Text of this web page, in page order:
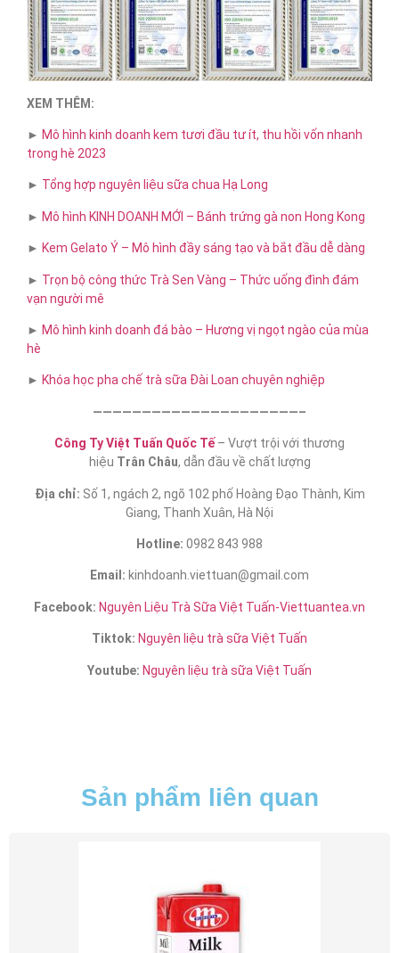
XEM THÊM:
► Mô hình kinh doanh kem tươi đầu tư ít, thu hồi vốn nhanh
trong hè 2023
► Tổng hợp nguyên liệu sữa chua Hạ Long
► Mô hình KINH DOANH MỚI – Bánh trứng gà non Hong Kong
► Kem Gelato Ý – Mô hình đầy sáng tạo và bắt đầu dễ dàng
► Trọn bộ công thức Trà Sen Vàng – Thức uống đình đám
vạn người mê
► Mô hình kinh doanh đá bào – Hương vị ngọt ngào của mùa
hè
► Khóa học pha chế trà sữa​ Đài Loan chuyên nghiệp
—————————————————————–
Công Ty Việt Tuấn Quốc Tế – Vượt trội với thương
hiệu Trân Châu, dẫn đầu về chất lượng
Địa chỉ: Số 1, ngách 2, ngõ 102 phố Hoàng Đạo Thành, Kim
Giang, Thanh Xuân, Hà Nội
Hotline: 0982 843 988
Email: kinhdoanh.viettuan@gmail.com
Facebook: Nguyên Liệu Trà Sữa Việt Tuấn-Viettuantea.vn
Tiktok: Nguyên liệu trà sữa Việt Tuấn
Youtube: Nguyên liệu trà sữa Việt Tuấn
Sản phẩm liên quan